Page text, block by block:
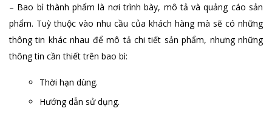
– Bao bì thành phẩm là nơi trình bày, mô tả và quảng cáo sản
phẩm. Tuỳ thuộc vào nhu cầu của khách hàng mà sẽ có những
thông tin khác nhau để mô tả chi tiết sản phẩm, nhưng những
thông tin cần thiết trên bao bì:
Thời hạn dùng.
Hướng dẫn sử dụng.